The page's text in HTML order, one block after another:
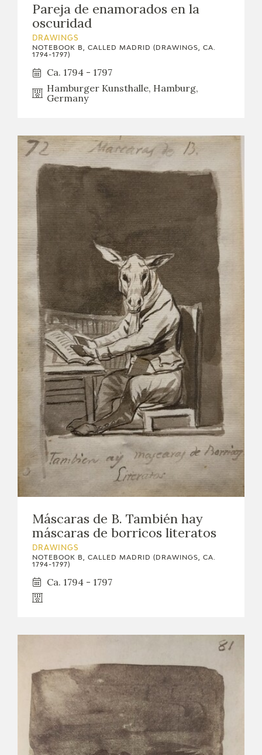
Pareja de enamorados en la
oscuridad
DRAWINGS
NOTEBOOK B, CALLED MADRID (DRAWINGS, CA.
1794-1797)
Ca. 1794 - 1797
Hamburger Kunsthalle, Hamburg,
Germany
Máscaras de B. También hay
máscaras de borricos literatos
DRAWINGS
NOTEBOOK B, CALLED MADRID (DRAWINGS, CA.
1794-1797)
Ca. 1794 - 1797